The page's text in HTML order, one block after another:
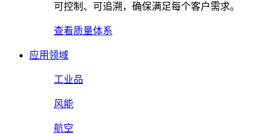
可控制、可追溯，确保满足每个客户需求。
查看质量体系
应用领域
工业品
风能
航空